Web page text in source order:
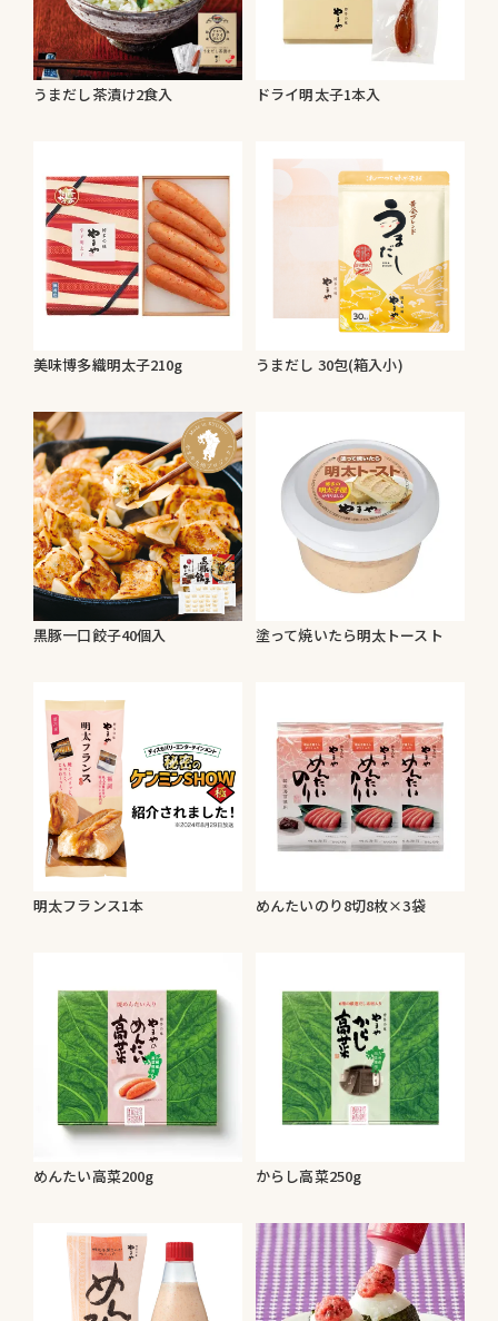
うまだし茶漬け2食入 ドライ明太子1本入
美味博多織明太子210g うまだし 30包(箱入小)
黒豚一口餃子40個入 塗って焼いたら明太トースト
明太フランス1本 めんたいのり8切8枚×3袋
めんたい高菜200g からし高菜250g